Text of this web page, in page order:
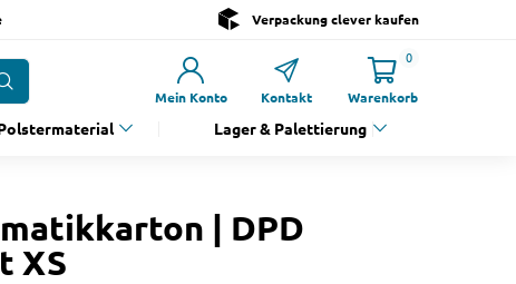
Verpackung clever kaufen
Mein Konto Kontakt
0
Warenkorb
Lager & Palettierung
| DPD
XS